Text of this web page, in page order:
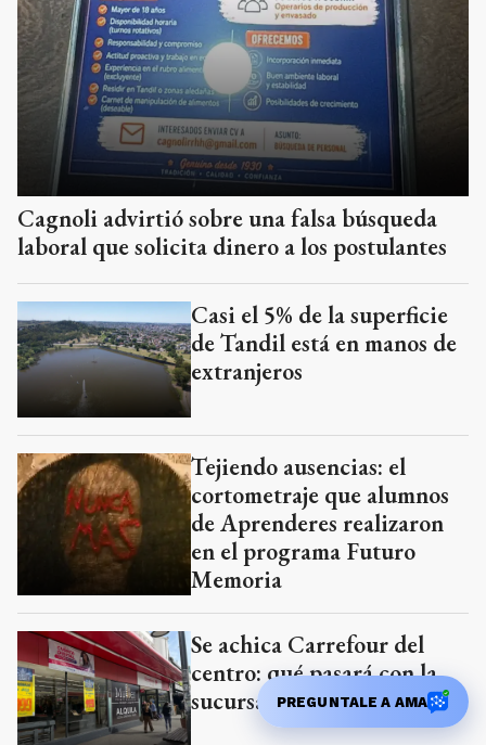
Cagnoli advirtió sobre una falsa búsqueda
laboral que solicita dinero a los postulantes
Casi el 5% de la superficie
de Tandil está en manos de
extranjeros
Tejiendo ausencias: el
cortometraje que alumnos
de Aprenderes realizaron
en el programa Futuro
Memoria
Se achica Carrefour del
centro: qué pasará con la
sucursal y los empleados
PREGUNTALE A AMA